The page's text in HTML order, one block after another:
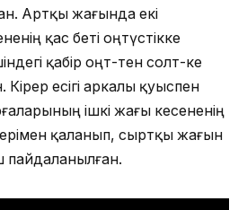
Артқы жағында екі
қас беті оңтүстікке
қабір оңт-тен солт-ке
есігі аркалы қуыспен
ішкі жағы кесененің
қаланып, сыртқы жағын
пайдаланылған.